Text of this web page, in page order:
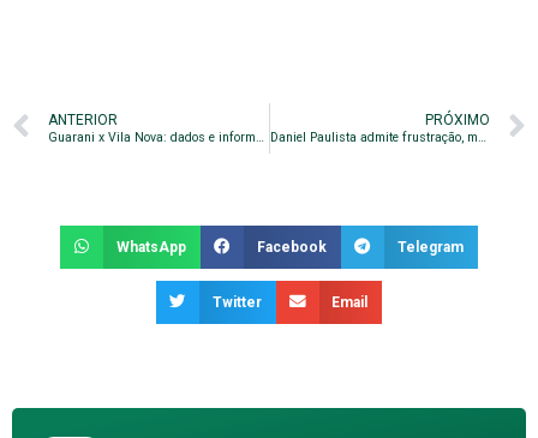
ANTERIOR
Guarani x Vila Nova: dados e informações do confronto
PRÓXIMO
Daniel Paulista admite frustração, mas pede foco no Paulistão
WhatsApp Facebook Telegram
Twitter Email